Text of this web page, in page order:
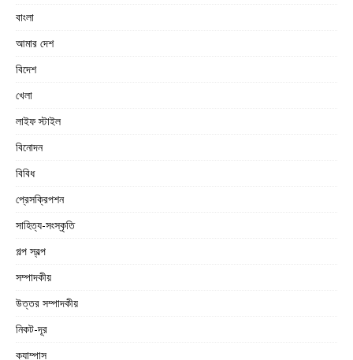
বাংলা
আমার দেশ
বিদেশ
খেলা
লাইফ স্টাইল
বিনোদন
বিবিধ
প্রেসক্রিপশন
সাহিত্য-সংস্কৃতি
গল্প স্বল্প
সম্পাদকীয়
উত্তর সম্পাদকীয়
নিকট-দূর
ক্যাম্পাস